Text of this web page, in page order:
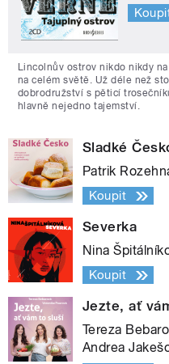
Lincolnův ostrov nikdo nikdy
na celém světě. Už déle než
dobrodružství s pěticí
hlavně nejedno tajemství.
Sladké
Patrik
Koupit
Severka
Nina
Koupit
Jezte, ať
Tereza
Andrea